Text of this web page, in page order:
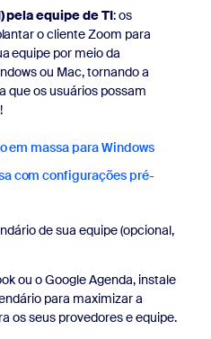
pela equipe de TI: os
o cliente Zoom para
equipe por meio da
ou Mac, tornando a
que os usuários possam
em massa para Windows
com configurações pré-
de sua equipe (opcional,
ou o Google Agenda, instale
para maximizar a
os seus provedores e equipe.